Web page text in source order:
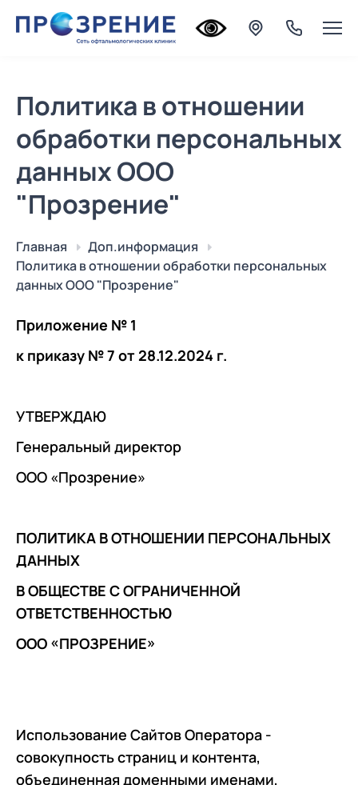
Политика в отношении
обработки персональных
данных ООО
"Прозрение"
Главная
Доп.информация
Политика в отношении обработки персональных
данных ООО "Прозрение"
Приложение № 1
к приказу № 7 от 28.12.2024 г.
УТВЕРЖДАЮ
Генеральный директор
ООО «Прозрение»
ПОЛИТИКА В ОТНОШЕНИИ ПЕРСОНАЛЬНЫХ
ДАННЫХ
В ОБЩЕСТВЕ С ОГРАНИЧЕННОЙ
ОТВЕТСТВЕННОСТЬЮ
ООО «ПРОЗРЕНИЕ»
Использование Сайтов Оператора -
совокупность страниц и контента,
объединенная доменными именами,